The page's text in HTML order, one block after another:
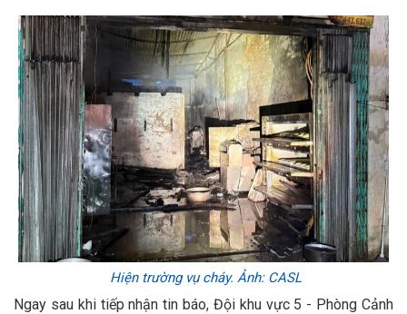
Hiện trường vụ cháy. Ảnh: CASL
Ngay sau khi tiếp nhận tin báo, Đội khu vực 5 - Phòng Cảnh